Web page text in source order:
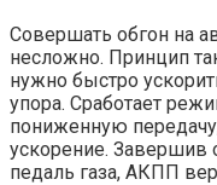
Совершать обгон на
несложно. Принцип
нужно быстро
упора. Сработает
пониженную
ускорение. Завершив
педаль газа, АКПП